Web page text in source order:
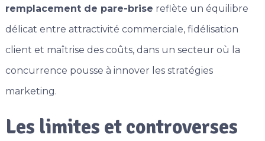
remplacement de pare-brise reflète un équilibre
délicat entre attractivité commerciale, fidélisation
client et maîtrise des coûts, dans un secteur où la
concurrence pousse à innover les stratégies
marketing.
Les limites et controverses